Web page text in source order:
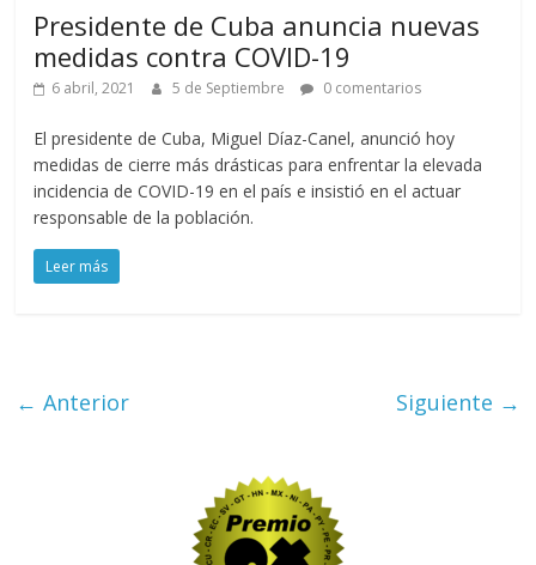
Presidente de Cuba anuncia nuevas
medidas contra COVID-19
6 abril, 2021 5 de Septiembre 0 comentarios
El presidente de Cuba, Miguel Díaz-Canel, anunció hoy
medidas de cierre más drásticas para enfrentar la elevada
incidencia de COVID-19 en el país e insistió en el actuar
responsable de la población.
Leer más
← Anterior Siguiente →